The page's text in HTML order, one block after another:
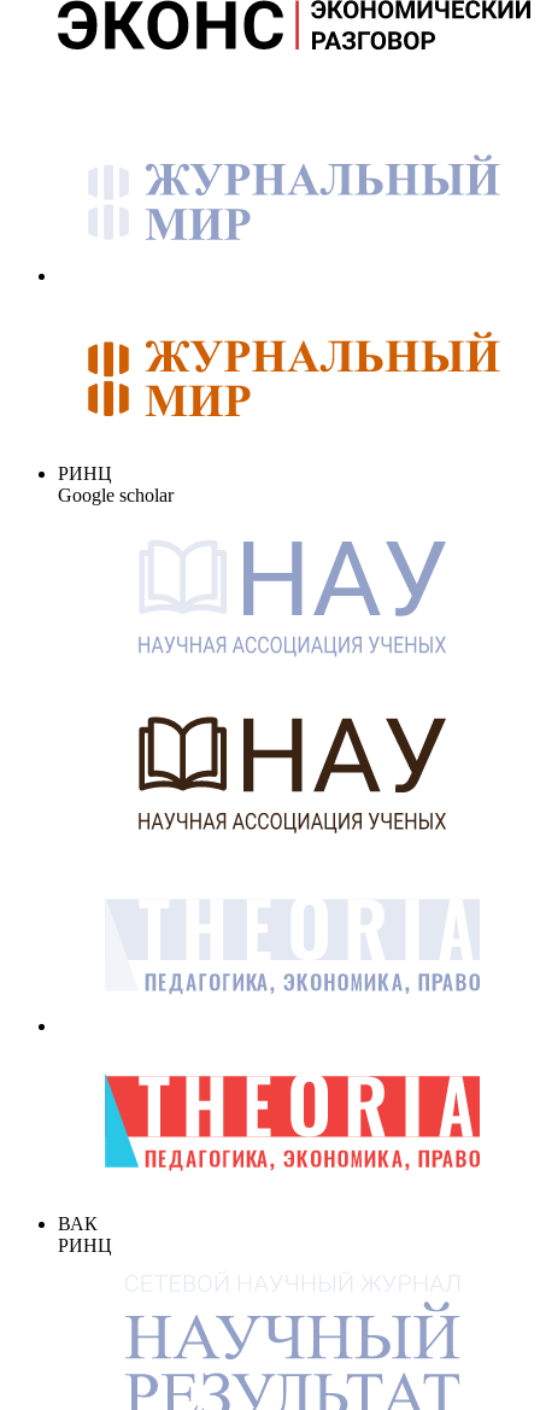
РИНЦ
Google scholar
ВАК
РИНЦ